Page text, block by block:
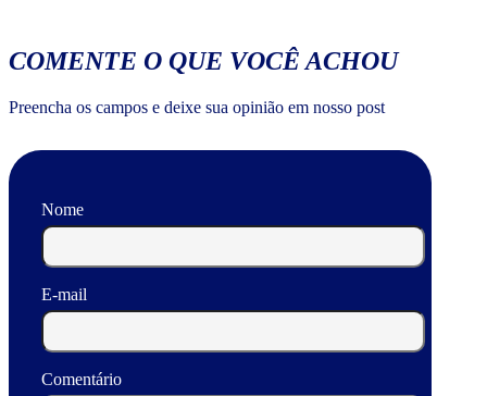
COMENTE O QUE VOCÊ ACHOU
Preencha os campos e deixe sua opinião em nosso post
Nome
E-mail
Comentário